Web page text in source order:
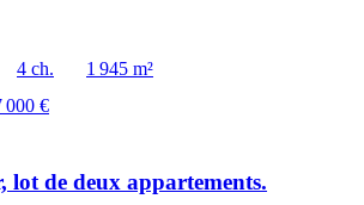
4 ch.
1 945 m²
000 €
lot de deux appartements.